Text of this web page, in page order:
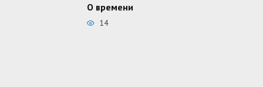
О времени
14